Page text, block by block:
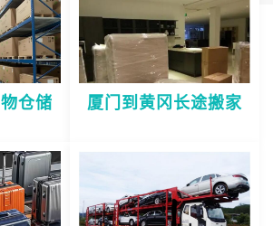
仓储 厦门到黄冈长途搬家